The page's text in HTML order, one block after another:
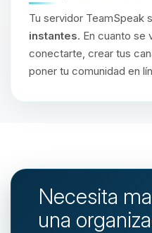
Tu servidor TeamSpeak
instantes. En cuanto se
conectarte, crear tus
poner tu comunidad en
Necesita
una